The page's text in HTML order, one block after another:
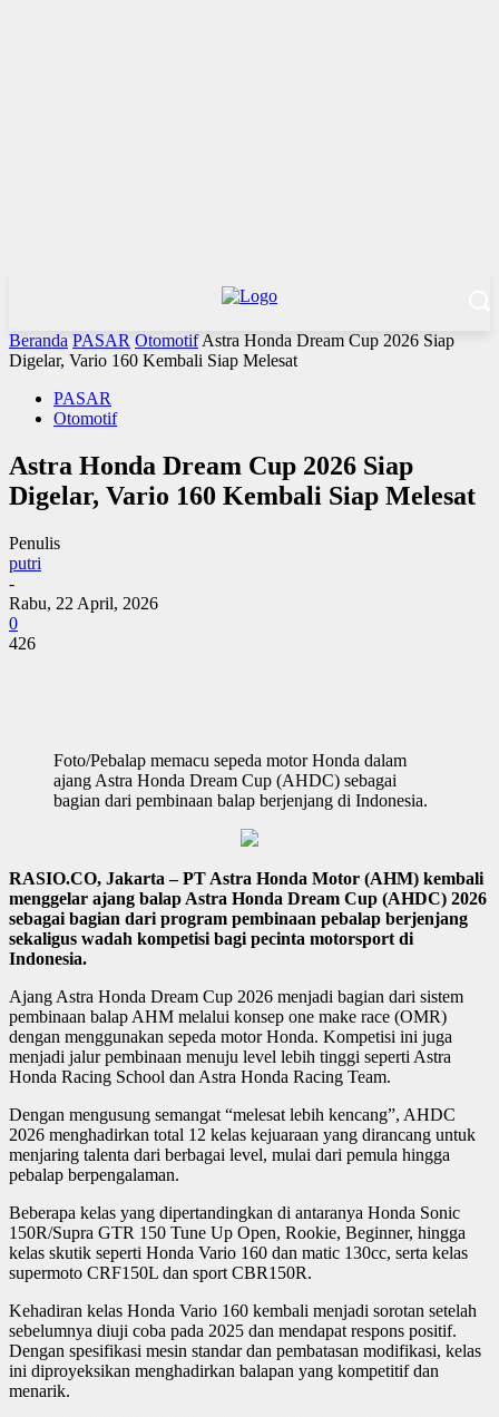
Beranda PASAR Otomotif Astra Honda Dream Cup 2026 Siap
Digelar, Vario 160 Kembali Siap Melesat
PASAR
Otomotif
Astra Honda Dream Cup 2026 Siap
Digelar, Vario 160 Kembali Siap Melesat
Penulis
putri
-
Rabu, 22 April, 2026
0
426
Foto/Pebalap memacu sepeda motor Honda dalam
ajang Astra Honda Dream Cup (AHDC) sebagai
bagian dari pembinaan balap berjenjang di Indonesia.
RASIO.CO, Jakarta – PT Astra Honda Motor (AHM) kembali
menggelar ajang balap Astra Honda Dream Cup (AHDC) 2026
sebagai bagian dari program pembinaan pebalap berjenjang
sekaligus wadah kompetisi bagi pecinta motorsport di
Indonesia.
Ajang Astra Honda Dream Cup 2026 menjadi bagian dari sistem
pembinaan balap AHM melalui konsep one make race (OMR)
dengan menggunakan sepeda motor Honda. Kompetisi ini juga
menjadi jalur pembinaan menuju level lebih tinggi seperti Astra
Honda Racing School dan Astra Honda Racing Team.
Dengan mengusung semangat “melesat lebih kencang”, AHDC
2026 menghadirkan total 12 kelas kejuaraan yang dirancang untuk
menjaring talenta dari berbagai level, mulai dari pemula hingga
pebalap berpengalaman.
Beberapa kelas yang dipertandingkan di antaranya Honda Sonic
150R/Supra GTR 150 Tune Up Open, Rookie, Beginner, hingga
kelas skutik seperti Honda Vario 160 dan matic 130cc, serta kelas
supermoto CRF150L dan sport CBR150R.
Kehadiran kelas Honda Vario 160 kembali menjadi sorotan setelah
sebelumnya diuji coba pada 2025 dan mendapat respons positif.
Dengan spesifikasi mesin standar dan pembatasan modifikasi, kelas
ini diproyeksikan menghadirkan balapan yang kompetitif dan
menarik.